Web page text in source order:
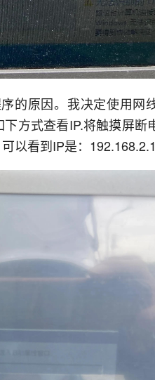
的原因。我决定使用网
方式查看IP.将触摸屏断
以看到IP是：